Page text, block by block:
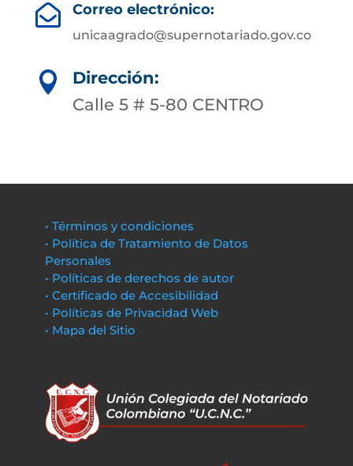
 Correo electrónico:
unicaagrado@supernotariado.gov.co

Dirección:
Calle 5 # 5-80 CENTRO
• Términos y condiciones
• Política de Tratamiento de Datos
Personales
• Políticas de derechos de autor
• Certificado de Accesibilidad
• Políticas de Privacidad Web
• Mapa del Sitio